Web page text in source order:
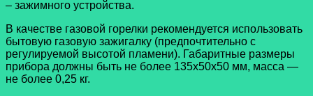
– зажимного устройства.
В качестве газовой горелки рекомендуется использовать
бытовую газовую зажигалку (предпочтительно с
регулируемой высотой пламени). Габаритные размеры
прибора должны быть не более 135х50х50 мм, масса —
не более 0,25 кг.